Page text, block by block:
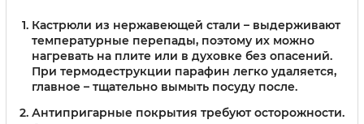
Кастрюли из нержавеющей стали – выдерживают
температурные перепады, поэтому их можно
нагревать на плите или в духовке без опасений.
При термодеструкции парафин легко удаляется,
главное – тщательно вымыть посуду после.
Антипригарные покрытия требуют осторожности.